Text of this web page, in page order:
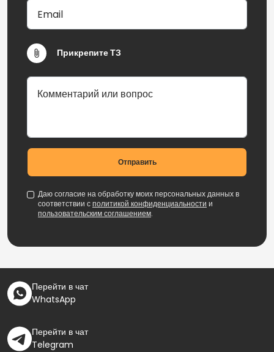
Прикрепите ТЗ
Отправить
Даю согласие на обработку моих персональных данных в
соответствии сполитикой конфиденциальности и
пользовательским соглашением.
Перейти в чат
WhatsApp
Перейти в чат
Telegram